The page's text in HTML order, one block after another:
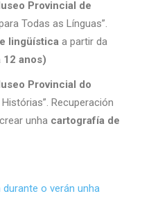
Provincial de
Todas as Línguas”.
lingüística a partir da
12 anos)
Provincial do
Recuperación
unha cartografía de
o verán unha